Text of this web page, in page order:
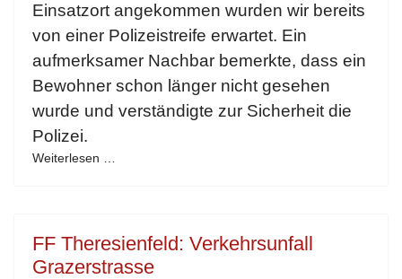
Einsatzort angekommen wurden wir bereits
von einer Polizeistreife erwartet. Ein
aufmerksamer Nachbar bemerkte, dass ein
Bewohner schon länger nicht gesehen
wurde und verständigte zur Sicherheit die
Polizei.
Weiterlesen …
FF Theresienfeld: Verkehrsunfall
Grazerstrasse